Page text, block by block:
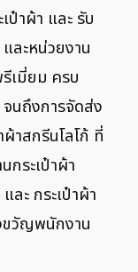
ป๋าผ้า และ รับ
ละหน่วยงาน
รีเมี่ยม ครบ
นถึงการจัดส่ง
าสกรีนโลโก้ ที่
ระเป๋าผ้า
ะ กระเป๋าผ้า
ขวัญพนักงาน